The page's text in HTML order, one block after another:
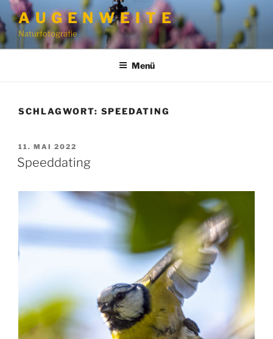
Zum
Inhalt
springen
A U G E N W E I T E
Naturfotografie
Menü
SCHLAGWORT: SPEEDATING
VERÖFFENTLICHT
AM
11. MAI 2022
Speeddating